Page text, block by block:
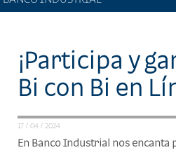
¡Participa y
Bi con Bi en
17 / 04 / 2024
En Banco Industrial nos